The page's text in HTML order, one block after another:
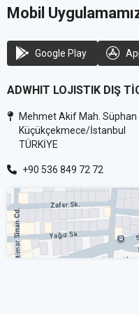
Mobil
Google Play
ADWHIT LOJISTIK DIŞ
Mehmet Akif Mah. Süphan
Küçükçekmece/İstanbul
TÜRKİYE
+90 536 849 72 72